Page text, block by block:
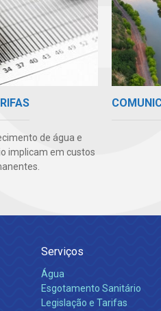
de água e
implicam em custos
Serviços
Água
Esgotamento Sanitário
Legislação e Tarifas